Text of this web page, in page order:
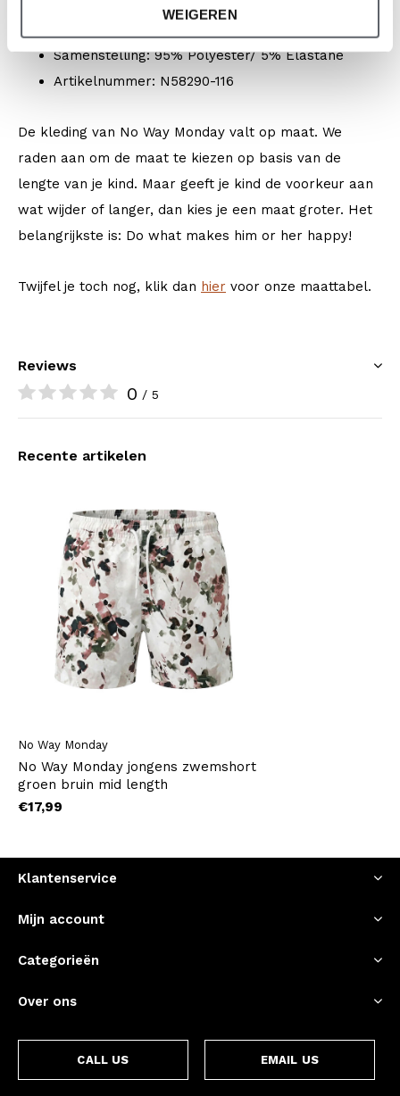
WEIGEREN
Samenstelling: 95% Polyester/ 5% Elastane
Artikelnummer: N58290-116
De kleding van No Way Monday valt op maat. We
raden aan om de maat te kiezen op basis van de
lengte van je kind. Maar geeft je kind de voorkeur aan
wat wijder of langer, dan kies je een maat groter. Het
belangrijkste is: Do what makes him or her happy!
Twijfel je toch nog, klik dan hier voor onze maattabel.
Reviews
0 / 5
Recente artikelen
No Way Monday
No Way Monday jongens zwemshort
groen bruin mid length
€17,99
Klantenservice
Mijn account
Categorieën
Over ons
CALL US EMAIL US